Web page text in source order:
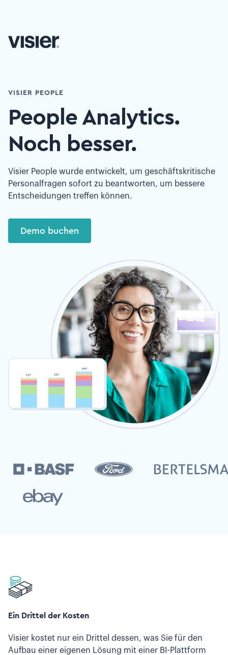
VISIER PEOPLE
People Analytics.
Noch besser.
Visier People wurde entwickelt, um geschäftskritische
Personalfragen sofort zu beantworten, um bessere
Entscheidungen treffen können.
Demo buchen
Ein Drittel der Kosten
Visier kostet nur ein Drittel dessen, was Sie für den
Aufbau einer eigenen Lösung mit einer BI-Plattform